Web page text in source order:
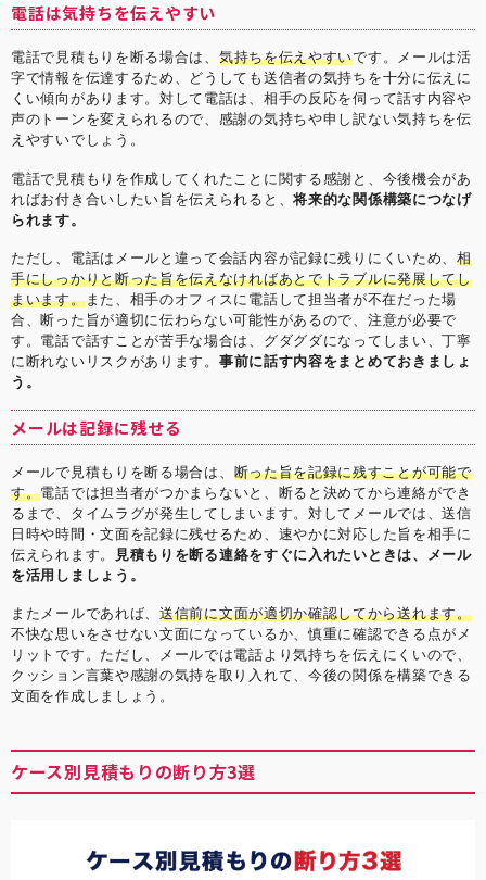
電話は気持ちを伝えやすい
電話で見積もりを断る場合は、 気持ちを伝えやすいです。メールは活
字で情報を伝達するため、どうしても送信者の気持ちを十分に伝えに
くい傾向があります。対して電話は、相手の反応を伺って話す内容や
声のトーンを変えられるので、感謝の気持ちや申し訳ない気持ちを伝
えやすいでしょう。
電話で見積もりを作成してくれたことに関する感謝と、今後機会があ
ればお付き合いしたい旨を伝えられると、将来的な関係構築につなげ
られます。
ただし、電話はメールと違って会話内容が記録に残りにくいため、 相
手にしっかりと断った旨を伝えなければあとでトラブルに発展してし
まいます。また、相手のオフィスに電話して担当者が不在だった場
合、断った旨が適切に伝わらない可能性があるので、注意が必要で
す。電話で話すことが苦手な場合は、グダグダになってしまい、丁寧
に断れないリスクがあります。 事前に話す内容をまとめておきましょ
う。
メールは記録に残せる
メールで見積もりを断る場合は、 断った旨を記録に残すことが可能で
す。電話では担当者がつかまらないと、断ると決めてから連絡ができ
るまで、タイムラグが発生してしまいます。対してメールでは、送信
日時や時間・文面を記録に残せるため、速やかに対応した旨を相手に
伝えられます。
見積もりを断る連絡をすぐに入れたいときは、メール
を活用しましょう。
またメールであれば、 送信前に文面が適切か確認してから送れます。
不快な思いをさせない文面になっているか、慎重に確認できる点がメ
リットです。ただし、メールでは電話より気持ちを伝えにくいので、
クッション言葉や感謝の気持を取り入れて、今後の関係を構築できる
文面を作成しましょう。
ケース別見積もりの断り方3選